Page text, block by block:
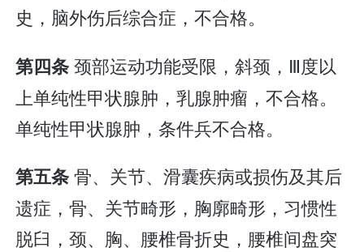
史，脑外伤后综合症，不合格。
第四条颈部运动功能受限，斜颈，Ⅲ度以
上单纯性甲状腺肿，乳腺肿瘤，不合格。
单纯性甲状腺肿，条件兵不合格。
第五条骨、关节、滑囊疾病或损伤及其后
遗症，骨、关节畸形，胸廓畸形，习惯性
脱臼，颈、胸、腰椎骨折史，腰椎间盘突